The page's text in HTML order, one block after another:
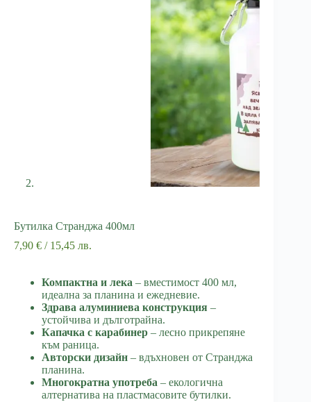
Бутилка Странджа 400мл
7,90 € / 15,45 лв.
Компактна и лека – вместимост 400 мл,
идеална за планина и ежедневие.
Здрава алуминиева конструкция –
устойчива и дълготрайна.
Капачка с карабинер – лесно прикрепяне
към раница.
Авторски дизайн – вдъхновен от Странджа
планина.
Многократна употреба – екологична
алтернатива на пластмасовите бутилки.